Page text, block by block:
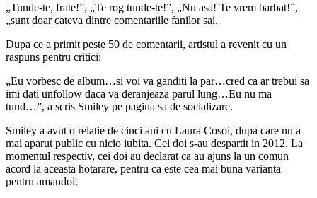
„Tunde-te, frate!”, „Te rog tunde-te!”, „Nu asa! Te vrem barbat!”,
„sunt doar cateva dintre comentariile fanilor sai.
Dupa ce a primit peste 50 de comentarii, artistul a revenit cu un
raspuns pentru critici:
„Eu vorbesc de album…si voi va ganditi la par…cred ca ar trebui sa
imi dati unfollow daca va deranjeaza parul lung…Eu nu ma
tund…”, a scris Smiley pe pagina sa de socializare.
Smiley a avut o relatie de cinci ani cu Laura Cosoi, dupa care nu a
mai aparut public cu nicio iubita. Cei doi s-au despartit in 2012. La
momentul respectiv, cei doi au declarat ca au ajuns la un comun
acord la aceasta hotarare, pentru ca este cea mai buna varianta
pentru amandoi.